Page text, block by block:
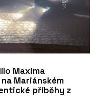
Maxima
Mariánském
příběhy z